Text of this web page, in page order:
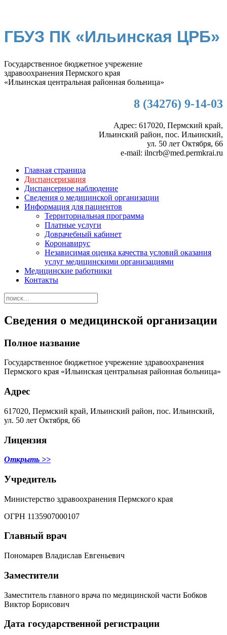
ГБУЗ ПК «Ильинская ЦРБ»
Государственное бюджетное учрежение
здравоохранения Пермского края
«Ильинская центральная районная больница»
8 (34276) 9-14-03
Адрес: 617020, Пермский край,
Ильинский район, пос. Ильинский,
ул. 50 лет Октября, 66
e-mail: ilncrb@med.permkrai.ru
Главная страница
Диспансеризация
Диспансерное наблюдение
Сведения о медицинской организации
Информация для пациентов
Территориальная программа
Платные услуги
Доврачебный кабинет
Коронавирус
Независимая оценка качества условий оказания
услуг медицинскими организациями
Медицинские работники
Контакты
Сведения о медицинской организации
Полное название
Государственное бюджетное учрежение здравоохранения
Пермского края «Ильинская центральная районная больница»
Адрес
617020, Пермский край, Ильинский район, пос. Ильинский,
ул. 50 лет Октября, 66
Лицензия
Открыть >>
Учредитель
Министерство здравоохранения Пермского края
ОГРН 1135907000107
Главный врач
Пономарев Владислав Евгеньевич
Заместители
Заместитель главного врача по медицинской части Бобков
Виктор Борисович
Дата государственной регистрации